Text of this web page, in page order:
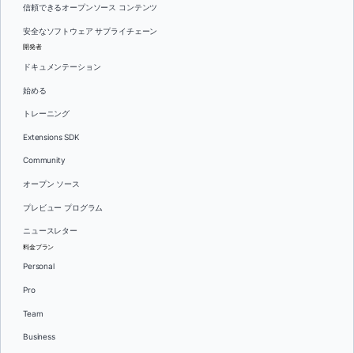
信頼できるオープンソース コンテンツ
安全なソフトウェア サプライチェーン
開発者
ドキュメンテーション
始める
トレーニング
Extensions SDK
Community
オープン ソース
プレビュー プログラム
ニュースレター
料金プラン
Personal
Pro
Team
Business